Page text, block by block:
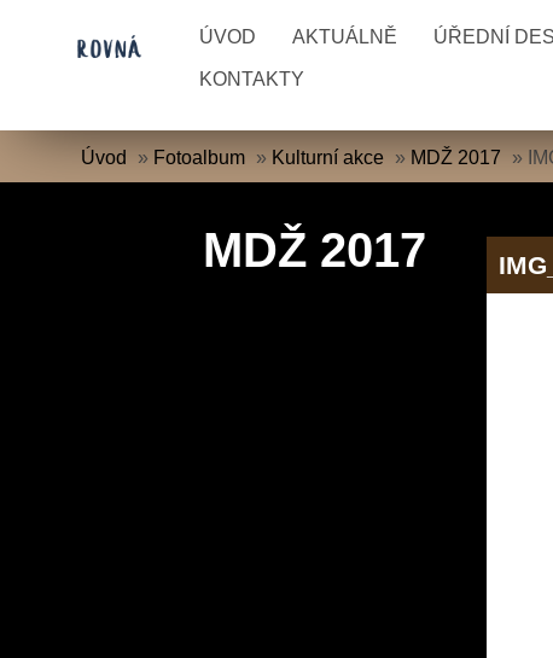
ÚVOD AKTUÁLNĚ ÚŘEDNÍ
KONTAKTY
Úvod » Fotoalbum » Kulturní akce » MDŽ 2017 »
MDŽ 2017